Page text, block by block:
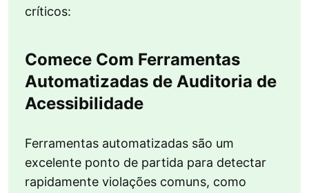
críticos:
Comece Com Ferramentas
Automatizadas de Auditoria de
Acessibilidade
Ferramentas automatizadas são um
excelente ponto de partida para detectar
rapidamente violações comuns, como